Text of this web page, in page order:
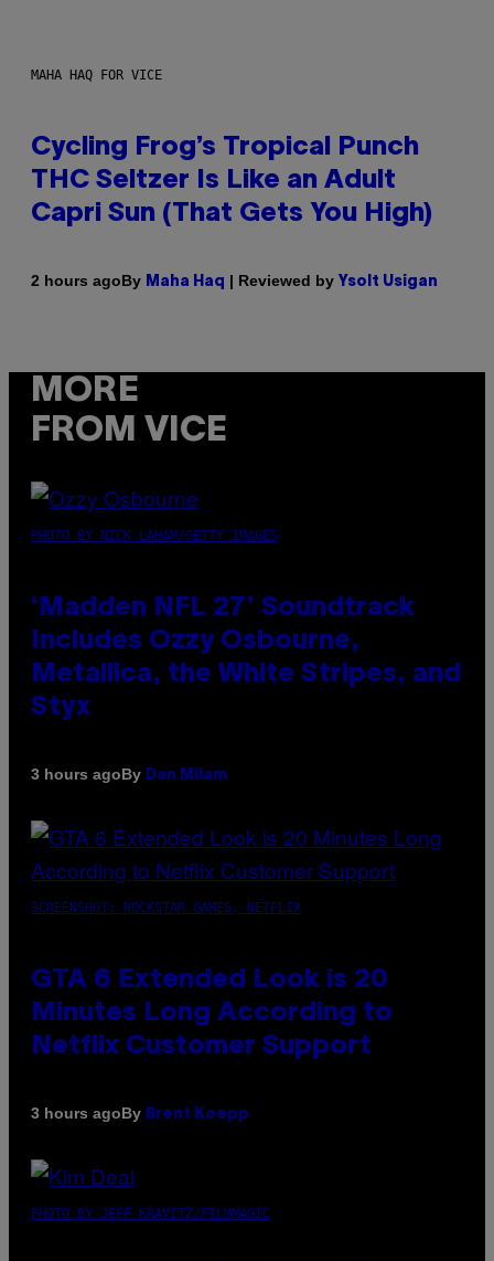
MAHA HAQ FOR VICE
Cycling Frog’s Tropical Punch
THC Seltzer Is Like an Adult
Capri Sun (That Gets You High)
2 hours agoBy Maha Haq | Reviewed by Ysolt Usigan
MORE
FROM VICE
PHOTO BY NICK LAHAM/GETTY IMAGES
‘Madden NFL 27’ Soundtrack
Includes Ozzy Osbourne,
Metallica, the White Stripes, and
Styx
3 hours agoBy Dan Milam
SCREENSHOT: ROCKSTAR GAMES, NETFLIX
GTA 6 Extended Look is 20
Minutes Long According to
Netflix Customer Support
3 hours agoBy Brent Koepp
PHOTO BY JEFF KRAVITZ/FILMMAGIC